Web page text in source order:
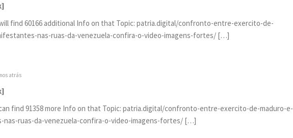
find 60166 additional Info on that Topic: patria.digital/confronto-entre-exercito-de-
nas-ruas-da-venezuela-confira-o-video-imagens-fortes/ […]
atrás
find 91358 more Info on that Topic: patria.digital/confronto-entre-exercito-de-maduro-e-
nas-ruas-da-venezuela-confira-o-video-imagens-fortes/ […]